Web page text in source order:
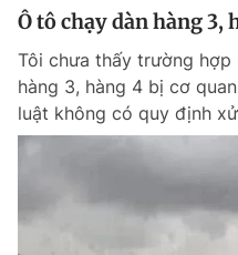
Ô tô chạy dàn hàng 3,
Tôi chưa thấy trường
hàng 3, hàng 4 bị cơ
luật không có quy định